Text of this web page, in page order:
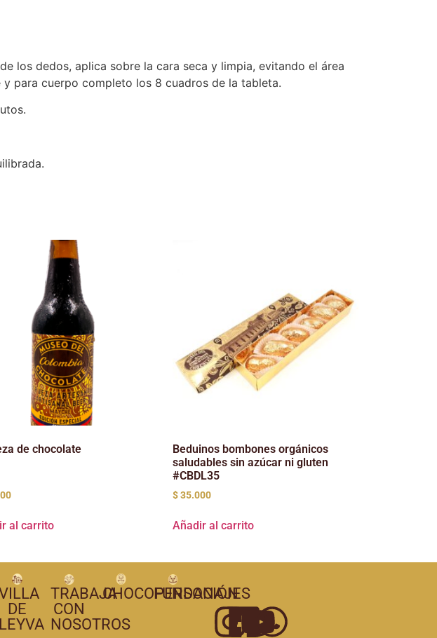
los dedos, aplica sobre la cara seca y limpia, evitando el área
para cuerpo completo los 8 cuadros de la tableta.
de chocolate
al carrito
Beduinos bombones orgánicos
saludables sin azúcar ni gluten
#CBDL35
$35.000
Añadir al carrito
DE
LEYVA
TRABAJA
CON
NOSOTROS
CHOCOPERSONAJES
FUNDACIÓN